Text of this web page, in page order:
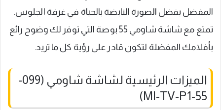
المفضل بفضل الصورة النابضة بالحياة في غرفة الجلوس.
تمتع مع شاشة شاومي 55 بوصة التي توفر لك وضوح رائع
بأفلامك المفضلة لتكون قادر على رؤية كل ما تريد.
الميزات الرئيسية لشاشة شاومي (099-
MI-TV-P1-55)